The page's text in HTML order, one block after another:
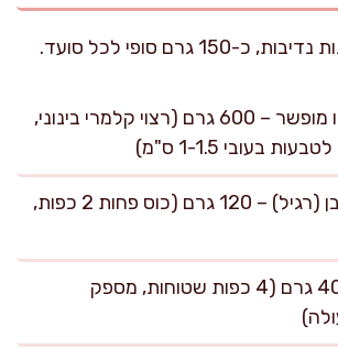
קלמרי טרי או מופשר – 600 גרם (רצוי קלמרי בינוני,
בעובי 1-1.5 ס"מ)
קמח חיטה לבן (רגיל) – 120 גרם (כוס פחות 2 כפות,
קורנפלור – 40 גרם (4 כפות שטוחות, מספק